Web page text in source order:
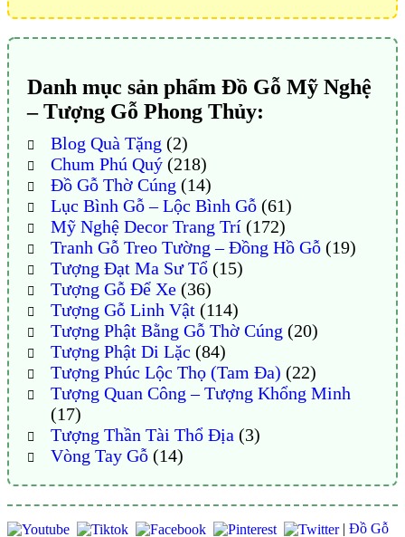
Danh mục sản phẩm Đồ Gỗ Mỹ Nghệ
– Tượng Gỗ Phong Thủy:
Blog Quà Tặng (2)
Chum Phú Quý(218)
Đồ Gỗ Thờ Cúng (14)
Lục Bình Gỗ – Lộc Bình Gỗ(61)
Mỹ Nghệ Decor Trang Trí(172)
Tranh Gỗ Treo Tường – Đồng Hồ Gỗ(19)
Tượng Đạt Ma Sư Tổ(15)
Tượng Gỗ Để Xe(36)
Tượng Gỗ Linh Vật(114)
Tượng Phật Bằng Gỗ Thờ Cúng (20)
Tượng Phật Di Lặc (84)
Tượng Phúc Lộc Thọ (Tam Đa) (22)
Tượng Quan Công – Tượng Khổng Minh
(17)
Tượng Thần Tài Thổ Địa (3)
Vòng Tay Gỗ(14)
| Đồ Gỗ